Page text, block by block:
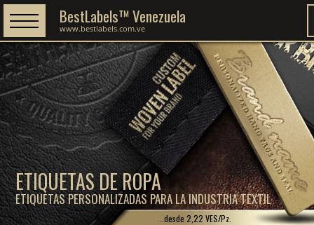
ETIQUETAS DE ROPA
ETIQUETAS PERSONALIZADAS PARA LA INDUSTRIA TEXTIL
BestLabels™ Venezuela
www.bestlabels.com.ve
...desde 2,22 VES/Pz.